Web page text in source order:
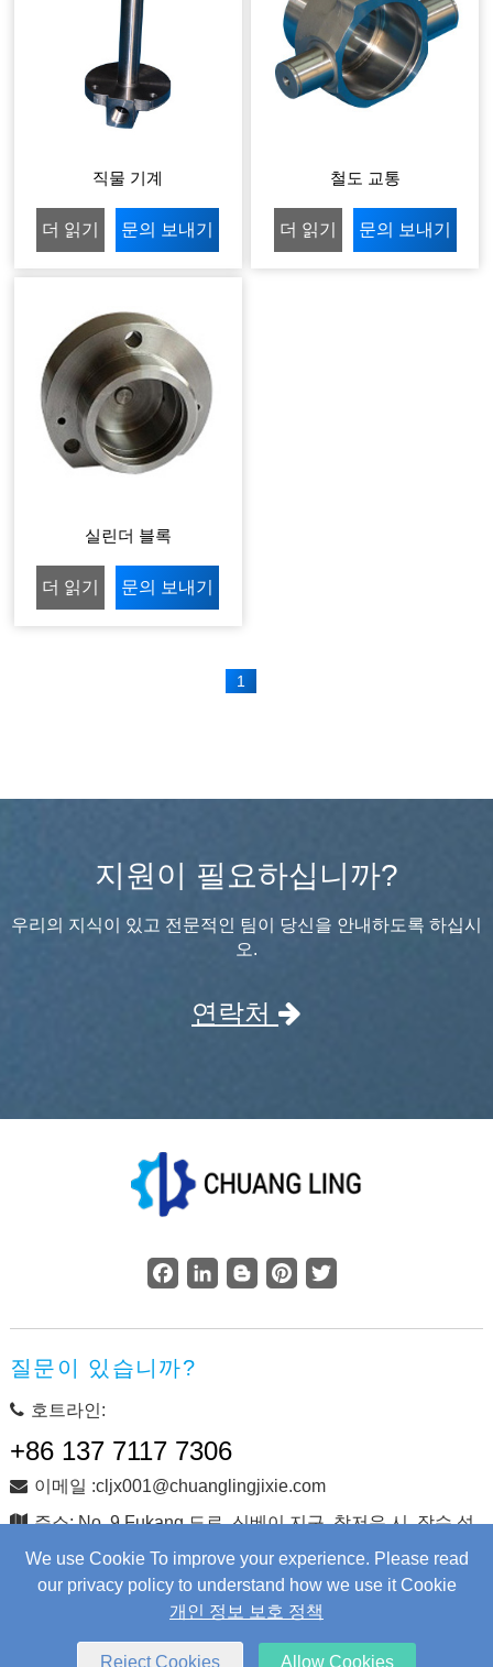
We use Cookie To improve your experience. Please read
our privacy policy to understand how we use it Cookie
개인 정보 보호 정책
Reject Cookies Allow Cookies
직물 기계
더 읽기 문의 보내기
철도 교통
더 읽기 문의 보내기
실린더 블록
더 읽기 문의 보내기
1
지원이 필요하십니까?
우리의 지식이 있고 전문적인 팀이 당신을 안내하도록 하십시
오.
연락처
Facebook
LinkedInBloggerPinterestTwitter
질문이 있습니까?
호트라인:
+86 137 7117 7306
이메일 :cljx001@chuanglingjixie.com
주소: No. 9 Fukang 도로, 신베이 지구, 창저우 시, 장수 성,
중국
유.
Web Developmentby Wangke